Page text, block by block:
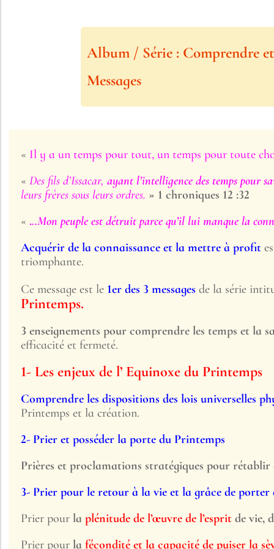
Album / Série : Comprendre
Messages
« Il y a un temps pour tout, un temps pour toute
« Des fils d’Issacar, ayant l’intelligence des temps pour
leurs frères sous leurs ordres. » 1 chroniques 12 :32
« ...Mon peuple est détruit parce qu’il lui manque la
Acquérir de la connaissance et la mettre à profit
triomphante.
Ce message est le 1er des 3 messages de la série
Printemps.
3 enseignements pour comprendre les temps et la
efficacité et fermeté.
1- Les enjeux de l’ Equinoxe du Printemps
Comprendre les dispositions des lois universelles
Printemps et la création.
2- Prier et posséder la porte du Printemps
Prières et proclamations stratégiques pour
3- Prier pour le retour à la vie et la grâce de
Prier pour la plénitude de l’œuvre de l’esprit de vie,
Prier pour la fécondité et la capacité de puiser la